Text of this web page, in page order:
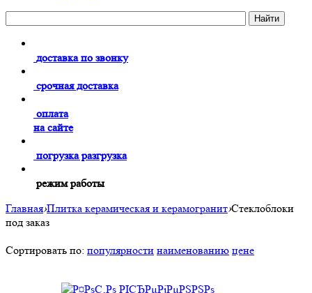
доставка по звонку
срочная доставка
оплата
на сайте
погрузка разгрузка
режим работы
Главная›Плитка керамическая и керамогранит›Стеклоблоки
под заказ
Сортировать по: популярности наименованию цене